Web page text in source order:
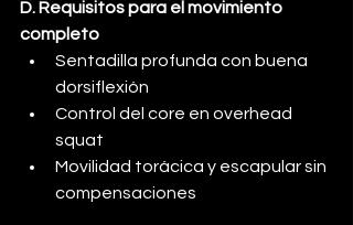
D. Requisitos para el movimiento
completo
Sentadilla profunda con buena
dorsiflexión
Control del core en overhead
squat
Movilidad torácica y escapular sin
compensaciones